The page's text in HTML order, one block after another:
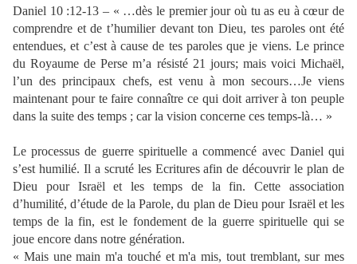
Daniel 10 :12-13 – « …dès le premier jour où tu as eu à cœur de
comprendre et de t’humilier devant ton Dieu, tes paroles ont été
entendues, et c’est à cause de tes paroles que je viens. Le prince
du Royaume de Perse m’a résisté 21 jours; mais voici Michaël,
l’un des principaux chefs, est venu à mon secours…Je viens
maintenant pour te faire connaître ce qui doit arriver à ton peuple
dans la suite des temps ; car la vision concerne ces temps-là… »
Le processus de guerre spirituelle a commencé avec Daniel qui
s’est humilié. Il a scruté les Ecritures afin de découvrir le plan de
Dieu pour Israël et les temps de la fin. Cette association
d’humilité, d’étude de la Parole, du plan de Dieu pour Israël et les
temps de la fin, est le fondement de la guerre spirituelle qui se
joue encore dans notre génération.
« Mais une main m'a touché et m'a mis, tout tremblant, sur mes